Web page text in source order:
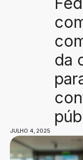
da
JULHO 4, 2025